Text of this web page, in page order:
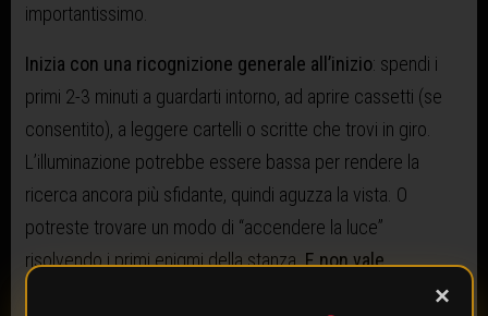
importantissimo.
Inizia con una ricognizione generale all’inizio: spendi i
primi 2-3 minuti a guardarti intorno, ad aprire cassetti (se
consentito), a leggere cartelli o scritte che trovi in giro.
L’illuminazione potrebbe essere bassa per rendere la
ricerca ancora più sfidante, quindi aguzza la vista. O
potreste trovare un modo di “accendere la luce”
risolvendo i primi enigmi della stanza.E non vale
×